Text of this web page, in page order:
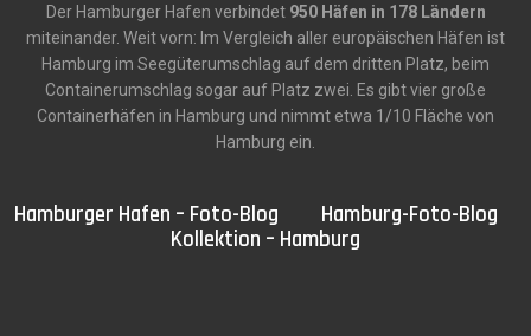
Der Hamburger Hafen verbindet 950 Häfen in 178 Ländern
miteinander. Weit vorn: Im Vergleich aller europäischen Häfen ist
Hamburg im Seegüterumschlag auf dem dritten Platz, beim
Containerumschlag sogar auf Platz zwei. Es gibt vier große
Containerhäfen in Hamburg und nimmt etwa 1/10 Fläche von
Hamburg ein.
Hamburger Hafen – Foto-Blog
Hamburg-Foto-Blog
Kollektion – Hamburg